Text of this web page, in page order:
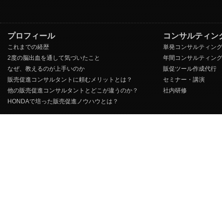
プロフィール
これまでの経歴
2度の脳出血を通して気づいたこと
なぜ、教えるのが上手いのか
販売促進コンサルタントに頼むメリットとは？
他の販売促進コンサルタントとどこが違うのか？
HONDAで培った販売促進ノウハウとは？
コンサルティン
単発コンサルティング
年間コンサルティング
販促ツール作成代行
セミナー・講演
社内研修